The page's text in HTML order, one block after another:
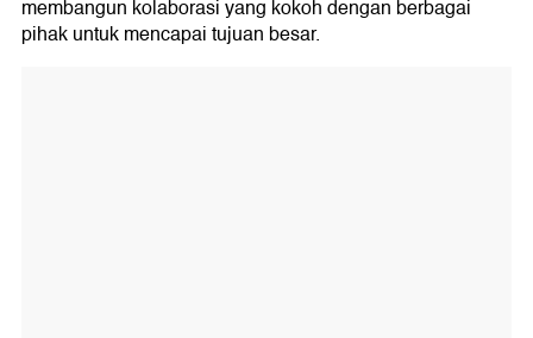
membangun kolaborasi yang kokoh dengan berbagai
pihak untuk mencapai tujuan besar.